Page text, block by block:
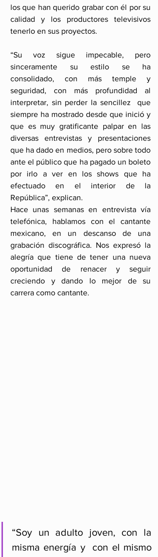
los que han querido grabar con él por su
calidad y los productores televisivos
tenerlo en sus proyectos.
“Su voz sigue impecable, pero
sinceramente su estilo se ha
consolidado, con más temple y
seguridad, con más profundidad al
interpretar, sin perder la sencillez  que
siempre ha mostrado desde que inició y
que es muy gratificante palpar en las
diversas entrevistas y presentaciones
que ha dado en medios, pero sobre todo
ante el público que ha pagado un boleto
por irlo a ver en los shows que ha
efectuado en el interior de la
República”, explican.
Hace unas semanas en entrevista vía
telefónica, hablamos con el cantante
mexicano, en un descanso de una
grabación discográfica. Nos expresó la
alegría que tiene de tener una nueva
oportunidad de renacer y seguir
creciendo y dando lo mejor de su
carrera como cantante.
“Soy un adulto joven, con la
misma energía y  con el mismo